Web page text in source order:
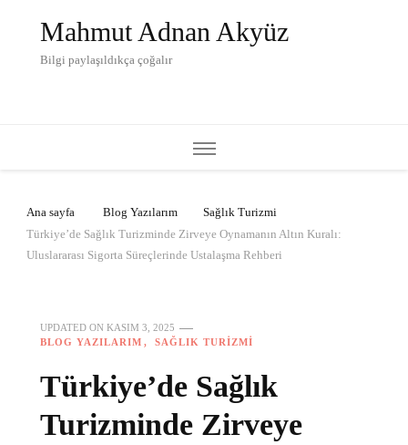
Mahmut Adnan Akyüz
Bilgi paylaşıldıkça çoğalır
Ana sayfa Blog Yazılarım
Sağlık Turizmi
Türkiye’de Sağlık Turizminde Zirveye Oynamanın Altın Kuralı:
Uluslararası Sigorta Süreçlerinde Ustalaşma Rehberi
UPDATED ON KASIM 3, 2025
BLOG YAZILARIM
SAĞLIK TURIZMI
Türkiye’de Sağlık
Turizminde Zirveye